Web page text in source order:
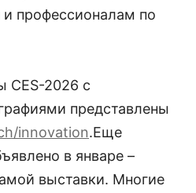
и профессионалам по
CES-2026 с
представлены
innovation.Еще
в январе –
выставки. Многие